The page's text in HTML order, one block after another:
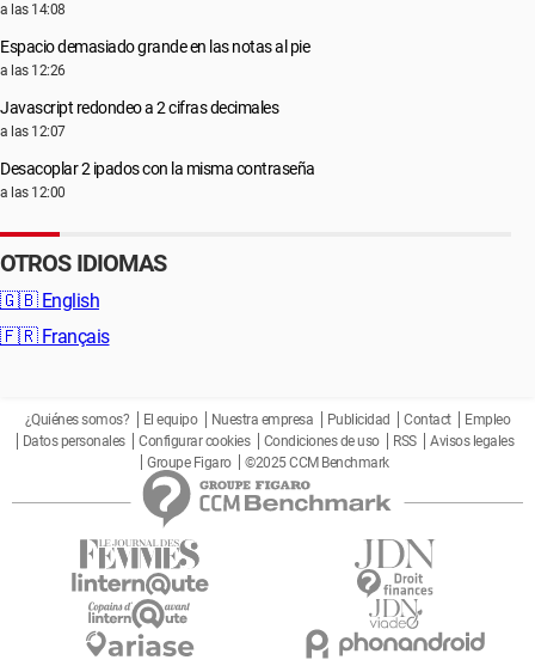
a las 14:08
Espacio demasiado grande en las notas al pie
a las 12:26
Javascript redondeo a 2 cifras decimales
a las 12:07
Desacoplar 2 ipados con la misma contraseña
a las 12:00
OTROS IDIOMAS
🇬🇧 English
🇫🇷 Français
¿Quiénes somos? El equipo Nuestra empresa Publicidad Contact
Empleo
Datos personales
Configurar cookies Condiciones de uso RSS
Avisos legales
Groupe Figaro
©2025 CCM Benchmark